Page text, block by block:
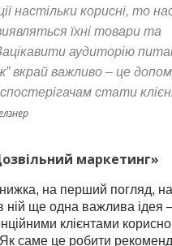
настільки корисні, то
їхні товари та
аудиторію
ж” вкрай важливо – це
стати
маркетинг»
на перший погляд,
ній ще одна важлива ідея
клієнтами
саме це робити